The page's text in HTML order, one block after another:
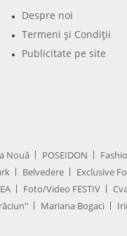
Despre noi
Termeni şi Condiţii
Publicitate pe site
Nouă POSEIDON
Belvedere Exclusive
Foto/Video FESTIV
Mariana Bogaci